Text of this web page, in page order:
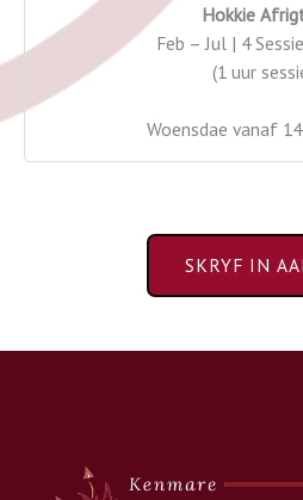
Hokkie
Feb – Jul | 4
(1 uur
Woensdae vanaf
SKRYF IN